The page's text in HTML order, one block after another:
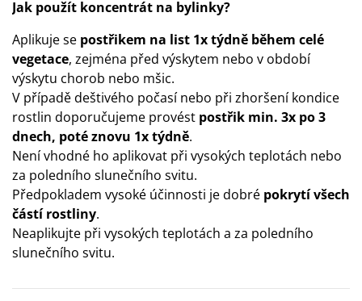
Jak použít koncentrát na bylinky?
Aplikuje se postřikem na list 1x týdně během celé
vegetace, zejména před výskytem nebo v období
výskytu chorob nebo mšic.
V případě deštivého počasí nebo při zhoršení kondice
rostlin doporučujeme provést postřik min. 3x po 3
dnech, poté znovu 1x týdně.
Není vhodné ho aplikovat při vysokých teplotách nebo
za poledního slunečního svitu.
Předpokladem vysoké účinnosti je dobré pokrytí všech
částí rostliny.
Neaplikujte při vysokých teplotách a za poledního
slunečního svitu.